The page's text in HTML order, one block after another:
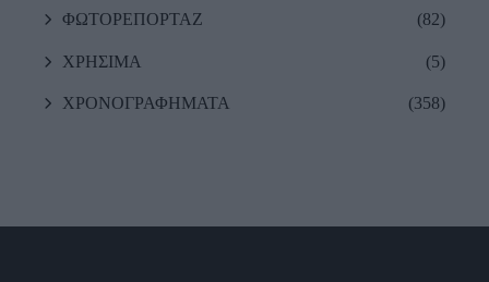
ΦΩΤΟΡΕΠΟΡΤΑΖ (82)
ΧΡΗΣΙΜΑ (5)
ΧΡΟΝΟΓΡΑΦΗΜΑΤΑ (358)